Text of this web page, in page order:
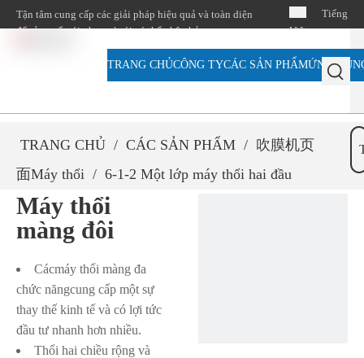
Tận tâm cung cấp các giải pháp hiệu quả và toàn diện
để sản xuất túi nhựa và túi có thể phân hủy
Tiếng
Việt
简体中
文
TRANG CHỦCÔNG TYCÁC SẢN PHẨMỨNG
TRANG CHỦ / CÁC SẢN PHẨM / 吹膜机页
面Máy thổi / 6-1-2 Một lớp máy thổi hai đầu
Máy thổi
màng đôi
Cácmáy thổi màng đa
chức năngcung cấp một sự
thay thế kinh tế và có lợi tức
đầu tư nhanh hơn nhiều.
Thổi hai chiều rộng và